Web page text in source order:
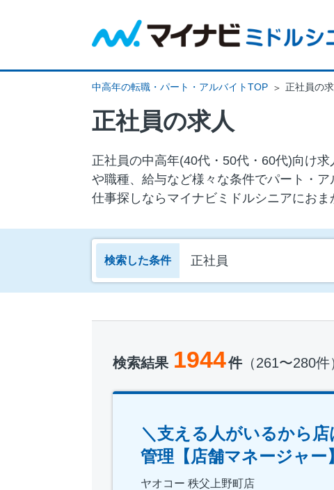
中高年の転職・パート・アルバイトTOP 正社員の
正社員の求人
正社員の中⾼年(40代・50代・60代)向け
や職種、給与など様々な条件でパート・
仕事探しならマイナビミドルシニアにおま
検索した条件 正社員
検索結果 1944件（261〜280件
＼支える人がいるから
管理【店舗マネージャー】
ヤオコー 秩父上野町店